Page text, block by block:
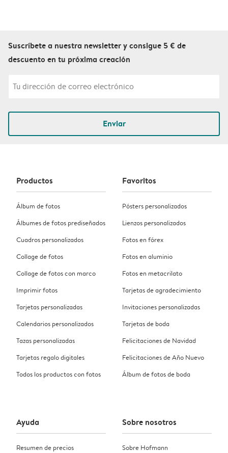
Suscríbete a nuestra newsletter y consigue 5 € de
descuento en tu próxima creación
Enviar
Productos
Álbum de fotos
Álbumes de fotos prediseñados
Cuadros personalizados
Collage de fotos
Collage de fotos con marco
Imprimir fotos
Tarjetas personalizadas
Calendarios personalizados
Tazas personalizadas
Tarjetas regalo digitales
Todos los productos con fotos
Favoritos
Pósters personalizados
Lienzos personalizados
Fotos en fórex
Fotos en aluminio
Fotos en metacrilato
Tarjetas de agradecimiento
Invitaciones personalizadas
Tarjetas de boda
Felicitaciones de Navidad
Felicitaciones de Año Nuevo
Álbum de fotos de boda
Ayuda
Resumen de precios
Sobre nosotros
Sobre Hofmann